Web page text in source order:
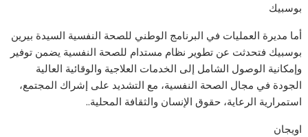
بوسبيك
أما مديرة العمليات في البرنامج الوطني للصحة النفسية السيدة بيرين
بوسبيك فتحدثت عن تطوير نظام مستدام للصحة النفسية يضمن توفير
وإمكانية الوصول الشامل إلى الخدمات العلاجية والوقائية العالية
الجودة في مجال الصحة النفسية، مع التشديد على إشراك المجتمع،
استمرارية الرعاية، حقوق الإنسان والثقافة المحلية..
اويجان